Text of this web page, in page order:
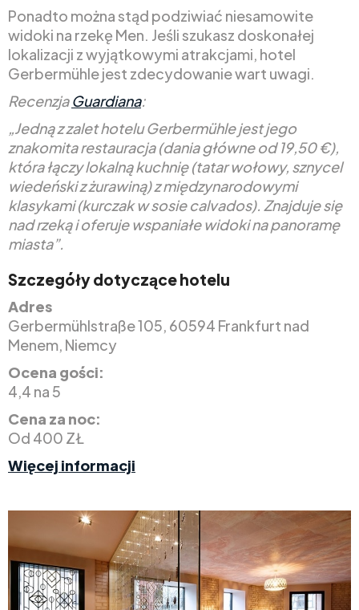
Ponadto można stąd podziwiać niesamowite
widoki na rzekę Men. Jeśli szukasz doskonałej
lokalizacji z wyjątkowymi atrakcjami, hotel
Gerbermühle jest zdecydowanie wart uwagi.
RecenzjaGuardiana:
„Jedną z zalet hotelu Gerbermühle jest jego
znakomita restauracja (dania główne od 19,50 €),
która łączy lokalną kuchnię (tatar wołowy, sznycel
wiedeński z żurawiną) z międzynarodowymi
klasykami (kurczak w sosie calvados). Znajduje się
nad rzeką i oferuje wspaniałe widoki na panoramę
miasta”.
Szczegóły dotyczące hotelu
Adres
Gerbermühlstraße 105, 60594 Frankfurt nad
Menem, Niemcy
Ocena gości:
4,4 na 5
Cena za noc:
Od 400 ZŁ
Więcej informacji